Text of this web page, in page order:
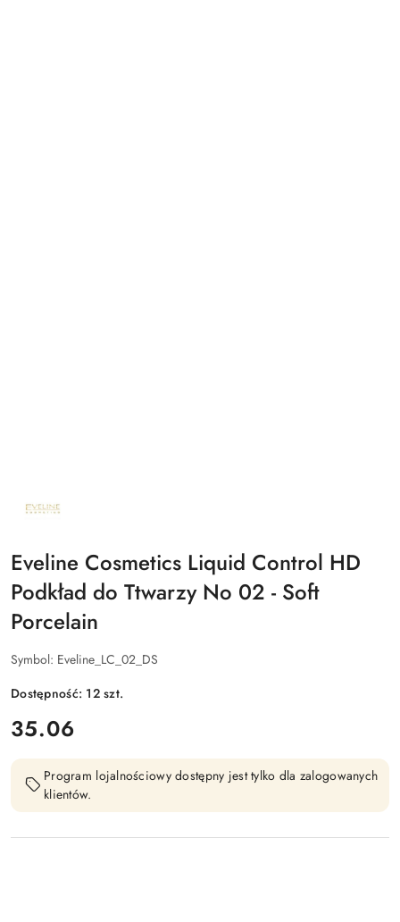
PRODUCENTA:
Eveline Cosmetics Liquid Control HD
Podkład do Ttwarzy No 02 - Soft
Porcelain
Symbol: Eveline_LC_02_DS
Dostępność: 12szt.
cena:
35.06
Program lojalnościowy dostępny jest tylko dla zalogowanych
klientów.